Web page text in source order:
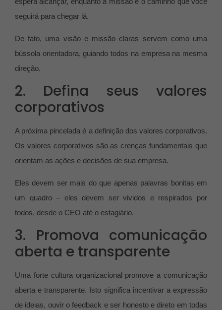
seguirá para chegar lá.
De fato, uma visão e missão claras servem como uma
bússola orientadora, guiando todos na empresa na mesma
direção.
2. Defina seus valores
corporativos
A próxima pincelada é a definição dos valores corporativos.
Os valores corporativos são as crenças fundamentais que
orientam as ações e decisões de sua empresa.
Eles devem ser mais do que apenas palavras bonitas em
um quadro – eles devem ser vividos e respirados por
todos, desde o CEO até o estagiário.
3. Promova comunicação
aberta e transparente
Uma forte cultura organizacional promove a comunicação
aberta e transparente. Isto significa incentivar a expressão
de ideias, ouvir o feedback e ser honesto e direto em todas